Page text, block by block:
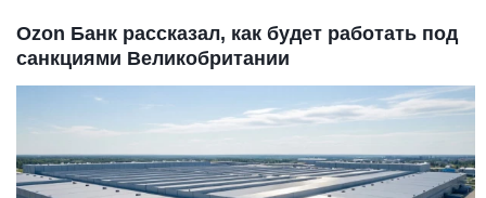
Ozon Банк рассказал, как будет работать под
санкциями Великобритании